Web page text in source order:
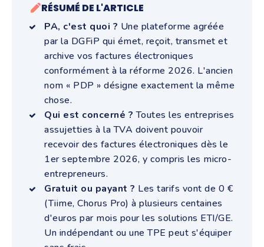
RÉSUMÉ DE L'ARTICLE
PA, c'est quoi ? Une plateforme agréée
par la DGFiP qui émet, reçoit, transmet et
archive vos factures électroniques
conformément à la réforme 2026. L'ancien
nom « PDP » désigne exactement la même
chose.
Qui est concerné ? Toutes les entreprises
assujetties à la TVA doivent pouvoir
recevoir des factures électroniques dès le
1er septembre 2026, y compris les micro-
entrepreneurs.
Gratuit ou payant ? Les tarifs vont de 0 €
(Tiime, Chorus Pro) à plusieurs centaines
d'euros par mois pour les solutions ETI/GE.
Un indépendant ou une TPE peut s'équiper